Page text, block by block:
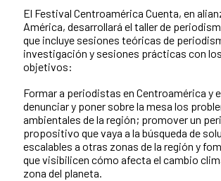
El Festival Centroamérica Cuenta, en
América, desarrollará el taller de
que incluye sesiones teóricas de
investigación y sesiones prácticas con
objetivos:
Formar a periodistas en Centroamérica y
denunciar y poner sobre la mesa los
ambientales de la región; promover un
propositivo que vaya a la búsqueda de
escalables a otras zonas de la región y
que visibilicen cómo afecta el cambio
zona del planeta.